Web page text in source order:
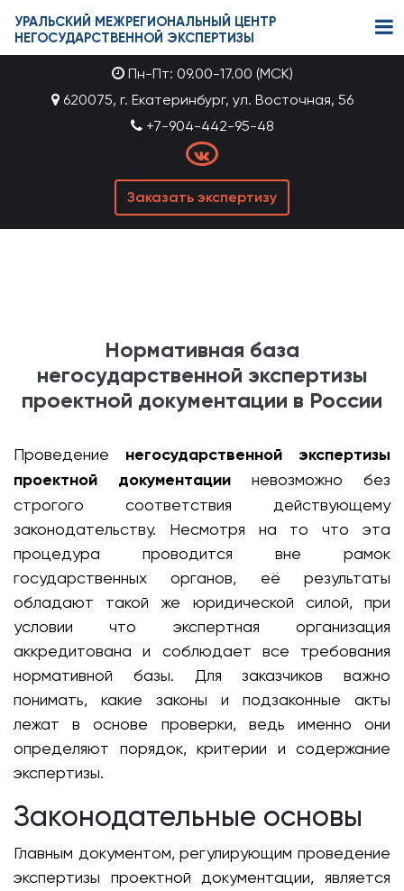
УРАЛЬСКИЙ МЕЖРЕГИОНАЛЬНЫЙ ЦЕНТР
НЕГОСУДАРСТВЕННОЙ ЭКСПЕРТИЗЫ
Пн-Пт: 09.00-17.00 (МСК)
620075, г. Екатеринбург, ул. Восточная, 56
+7-904-442-95-48
Заказать экспертизу
Нормативная база
негосударственной экспертизы
проектной документации в России
Проведение негосударственной экспертизы
проектной документации невозможно без
строгого соответствия действующему
законодательству. Несмотря на то что эта
процедура проводится вне рамок
государственных органов, её результаты
обладают такой же юридической силой, при
условии что экспертная организация
аккредитована и соблюдает все требования
нормативной базы. Для заказчиков важно
понимать, какие законы и подзаконные акты
лежат в основе проверки, ведь именно они
определяют порядок, критерии и содержание
экспертизы.
Законодательные основы
Главным документом, регулирующим проведение
экспертизы проектной документации, является